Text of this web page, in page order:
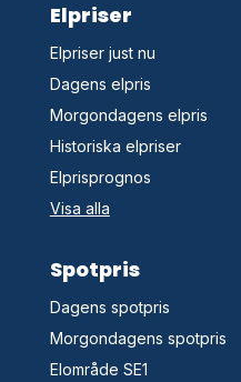
Elpriser
Elpriser just nu
Dagens elpris
Morgondagens elpris
Historiska elpriser
Elprisprognos
Visa alla
Spotpris
Dagens spotpris
Morgondagens spotpris
Elområde SE1